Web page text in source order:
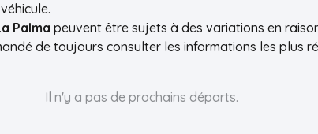
Palma peuvent être sujets à des variations en
de toujours consulter les informations les plus
Il n'y a pas de prochains départs.